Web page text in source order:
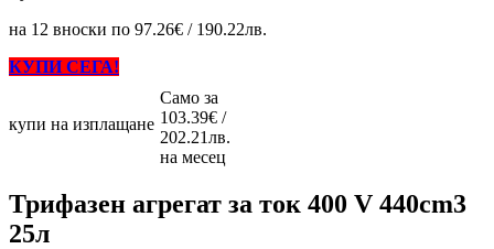
на 12 вноски по 97.26€ / 190.22лв.
КУПИ СЕГА!
купи на изплащане
Само за
103.39€ /
202.21лв.
на месец
Трифазен агрегат за ток 400 V 440cm3
25л